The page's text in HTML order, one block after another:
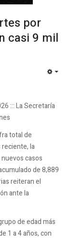
por
casi 9 mil
::: La Secretaría
total de
la
casos
de 8,889
reiteran el
ante la
de edad más
1 a 4 años, con